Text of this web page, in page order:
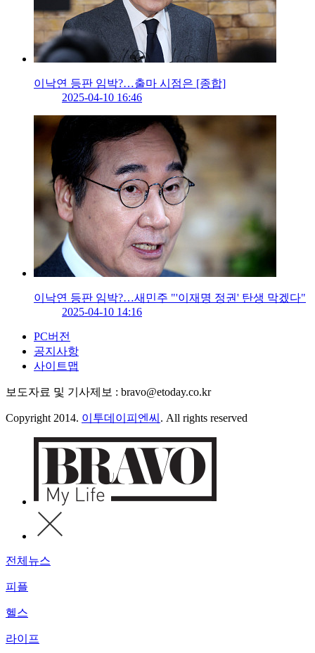
이낙연 등판 임박?…출마 시점은 [종합]
2025-04-10 16:46
이낙연 등판 임박?…새민주 "'이재명 정권' 탄생 막겠다"
2025-04-10 14:16
PC버전
공지사항
사이트맵
보도자료 및 기사제보 : bravo@etoday.co.kr
Copyright 2014. 이투데이피엔씨 . All rights reserved
전체뉴스
피플
헬스
라이프